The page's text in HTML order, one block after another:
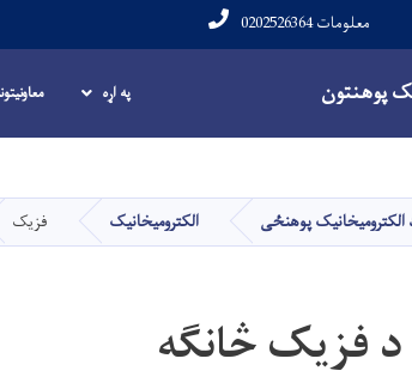
پوهنتون
0202526364 معلومات
پوهنتون په اړه
الکترومیخانیک پوهنځی الکترومیخانیک فزیک
د فزیک څانګه